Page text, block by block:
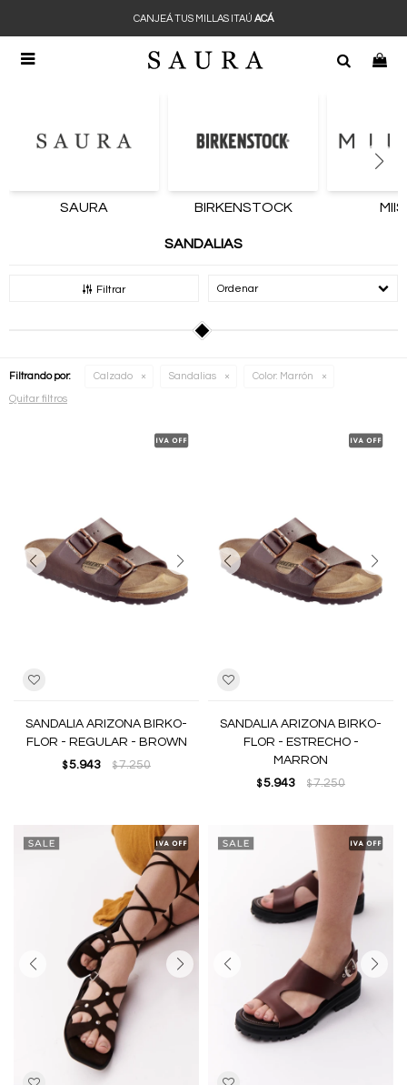

CANJEÁ TUS MILLAS ITAÚ ACÁ
SAURA BIRKENSTOCK
SANDALIAS
Filtrar Recomendados
Filtrando por: Calzado Sandalias Color: Marrón
Quitar filtros
SANDALIA ARIZONA BIRKO-
FLOR - REGULAR - BROWN
$ 5.943 $7.250
SANDALIA ARIZONA BIRKO-
FLOR - ESTRECHO -
MARRON
$ 5.943 $7.250